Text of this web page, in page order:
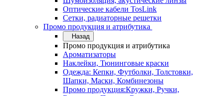
Оптические кабели TosLink
Сетки, радиаторные решетки
Промо продукция и атрибутика
Назад
Промо продукция и атрибутика
Ароматизаторы
Наклейки, Тюнинговые краски
Одежда: Кепки, Футболки, Толстовки,
Шапки, Маски, Комбинезоны
Промо продукция:Кружки, Ручки,